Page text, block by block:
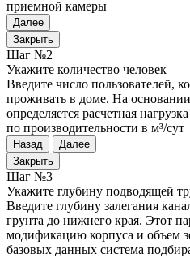
приемной камеры
Далее
Закрыть
Шаг №2
Укажите количество человек
Введите число пользователей,
проживать в доме. На основании
определяется расчетная
по производительности в м³/сут
Назад
Далее
Закрыть
Шаг №3
Укажите глубину подводящей
Введите глубину залегания
грунта до нижнего края. Этот
модификацию корпуса и объем
базовых данных система